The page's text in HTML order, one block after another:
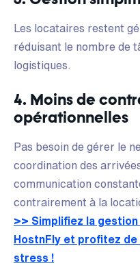
Les locataires restent
réduisant le nombre de
logistiques.
4. Moins de
opérationnelles
Pas besoin de gérer le
coordination des
communication
contrairement à la
>> Simplifiez la
HostnFly et profitez
stress !